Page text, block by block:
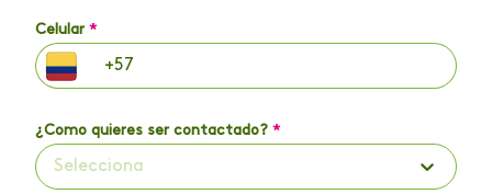
Celular *
¿Como quieres ser contactado? *
Selecciona